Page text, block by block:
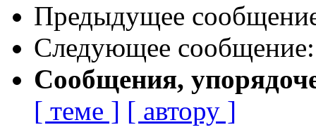
Предыдущее
Следующее
Сообщения,
[ теме ] [ автору ]